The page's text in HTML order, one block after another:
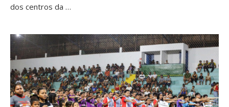
dos centros da …